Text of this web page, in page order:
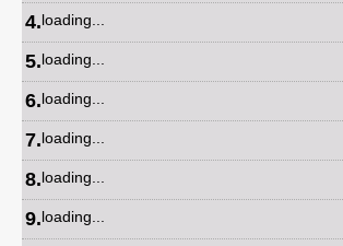
4.loading...
5.loading...
6.loading...
7.loading...
8.loading...
9.loading...